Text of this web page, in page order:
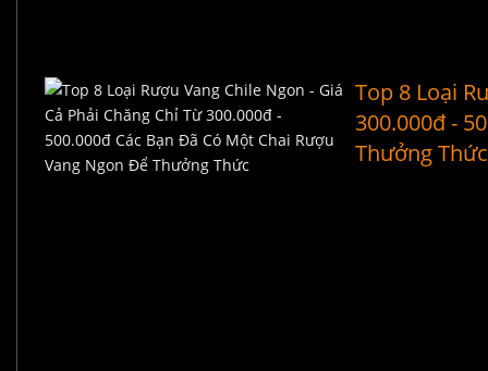
Top 8 Loại
300.000đ -
Thưởng Thức